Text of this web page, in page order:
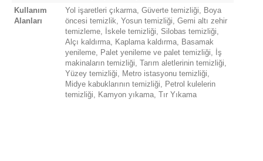
Kullanım
Alanları
Yol işaretleri çıkarma, Güverte temizliği, Boya
öncesi temizlik, Yosun temizliği, Gemi altı zehir
temizleme, İskele temizliği, Silobas temizliği,
Alçı kaldırma, Kaplama kaldırma, Basamak
yenileme, Palet yenileme ve palet temizliği, İş
makinaların temizliği, Tarım aletlerinin temizliği,
Yüzey temizliği, Metro istasyonu temizliği,
Midye kabuklarının temizliği, Petrol kulelerin
temizliği, Kamyon yıkama, Tır Yıkama